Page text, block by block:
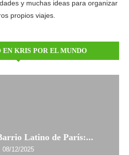
y muchas ideas para organizar
propios viajes.
KRIS POR EL MUNDO
Latino de París:...
08/12/2025